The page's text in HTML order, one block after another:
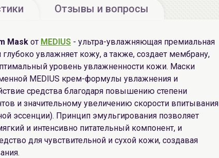
Отзывы и вопросы
Mask от MEDIUS - ультра-увлажняющая премиальная
увлажняет кожу, а также, создает мембрану,
уровень увлажненности кожи. Маски
MEDIUS крем-формулы увлажнения и
средства благодаря повышению степени
и значительному увеличению скорости впитывания
эссенции). Принцип эмульгирования позволяет
и интенсивно питательный компонент, и
для чувствительной и сухой кожи, создавая